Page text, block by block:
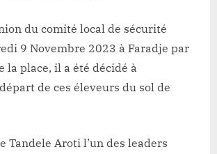
du comité local de sécurité
9 Novembre 2023 à Faradje par
la place, il a été décidé à
de ces éleveurs du sol de
Tandele Aroti l’un des leaders